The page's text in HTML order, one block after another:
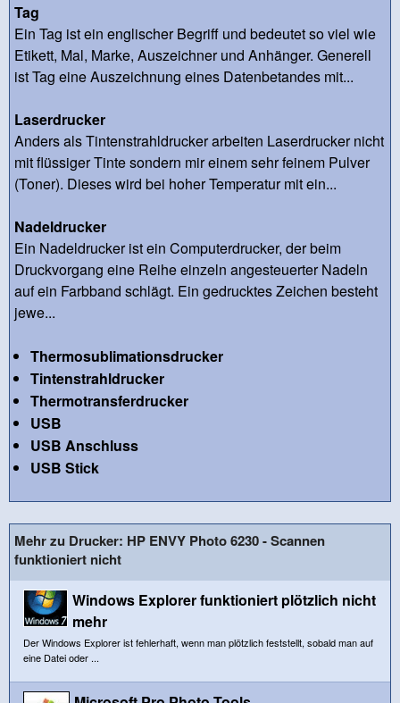
Tag
Ein Tag ist ein englischer Begriff und bedeutet so viel wie
Etikett, Mal, Marke, Auszeichner und Anhänger. Generell
ist Tag eine Auszeichnung eines Datenbetandes mit...
Laserdrucker
Anders als Tintenstrahldrucker arbeiten Laserdrucker nicht
mit flüssiger Tinte sondern mir einem sehr feinem Pulver
(Toner). Dieses wird bei hoher Temperatur mit ein...
Nadeldrucker
Ein Nadeldrucker ist ein Computerdrucker, der beim
Druckvorgang eine Reihe einzeln angesteuerter Nadeln
auf ein Farbband schlägt. Ein gedrucktes Zeichen besteht
jewe...
Thermosublimationsdrucker
Tintenstrahldrucker
Thermotransferdrucker
USB
USB Anschluss
USB Stick
Mehr zu Drucker: HP ENVY Photo 6230 - Scannen
funktioniert nicht
Windows Explorer funktioniert plötzlich nicht
mehr
Der Windows Explorer ist fehlerhaft, wenn man plötzlich feststellt, sobald man auf
eine Datei oder ...